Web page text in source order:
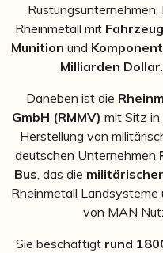
Rheinmetall mit
Munition und
Milliarden Dollar
Daneben ist die
GmbH (RMMV) mit Sitz in
Herstellung von
deutschen Unternehmen
Bus, das die
Rheinmetall
von MAN
Sie beschäftigt rund